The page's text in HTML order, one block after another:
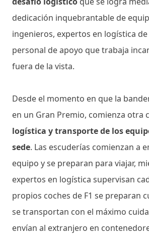
dedicación inquebrantable de
ingenieros, expertos en logística
personal de apoyo que trabaja
fuera de la vista.
Desde el momento en que la
en un Gran Premio, comienza otra
logística y transporte de los
sede. Las escuderías comienzan a
equipo y se preparan para viajar,
expertos en logística supervisan
propios coches de F1 se preparan
se transportan con el máximo
envían al extranjero en